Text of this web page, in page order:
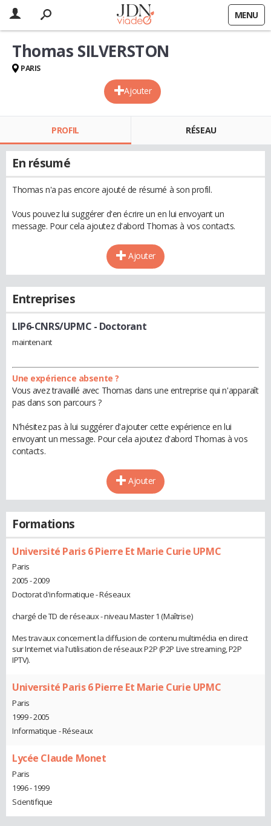
MENU
Ajouter
Thomas SILVERSTON
PARIS
PROFIL RÉSEAU
En résumé
Thomas n'a pas encore ajouté de résumé à son profil.
Vous pouvez lui suggérer d'en écrire un en lui envoyant un
message. Pour cela ajoutez d'abord Thomas à vos contacts.
Ajouter
Entreprises
LIP6-CNRS/UPMC - Doctorant
maintenant
Une expérience absente ?
Vous avez travaillé avec Thomas dans une entreprise qui n'apparaît
pas dans son parcours ?
N'hésitez pas à lui suggérer d'ajouter cette expérience en lui
envoyant un message. Pour cela ajoutez d'abord Thomas à vos
contacts.
Ajouter
Formations
Université Paris 6 Pierre Et Marie Curie UPMC
Paris
2005 - 2009
Doctorat d'informatique - Réseaux
chargé de TD de réseaux - niveau Master 1 (Maîtrise)
Mes travaux concernent la diffusion de contenu multimédia en direct
sur Internet via l'utilisation de réseaux P2P (P2P Live streaming, P2P
IPTV).
Université Paris 6 Pierre Et Marie Curie UPMC
Paris
1999 - 2005
Informatique - Réseaux
Lycée Claude Monet
Paris
1996 - 1999
Scientifique